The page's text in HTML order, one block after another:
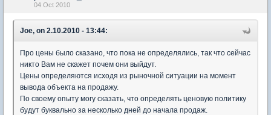
04 Oct 2010
Joe, on 2.10.2010 - 13:44:
Про цены было сказано, что пока не определялись, так что сейчас
никто Вам не скажет почем они выйдут.
Цены определяются исходя из рыночной ситуации на момент
вывода объекта на продажу.
По своему опыту могу сказать, что определять ценовую политику
будут буквально за несколько дней до начала продаж.